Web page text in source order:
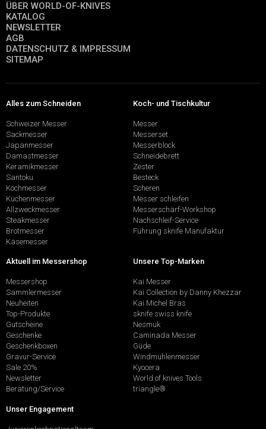
ÜBER WORLD-OF-KNIVES
KATALOG
NEWSLETTER
AGB
DATENSCHUTZ & IMPRESSUM
SITEMAP
Alles zum Schneiden
Schweizer Messer
Sackmesser
Japanmesser
Damastmesser
Keramikmesser
Santoku
Kochmesser
Küchenmesser
Allzweckmesser
Steakmesser
Brotmesser
Käsemesser
Koch- und Tischkultur
Messer
Messerset
Messerblock
Schneidebrett
Zester
Besteck
Scheren
Messer schleifen
Messerschärf-Workshop
Nachschleif-Service
Führung sknife Manufaktur
Aktuell im Messershop
Messershop
Sammlermesser
Neuheiten
Top-Produkte
Gutscheine
Geschenke
Geschenkboxen
Gravur-Service
Sale 20%
Newsletter
Beratung/Service
Unsere Top-Marken
Kai Messer
Kai Collection by Danny Khezzar
Kai Michel Bras
sknife swiss knife
Nesmuk
Caminada Messer
Güde
Windmühlenmesser
Kyocera
World of knives Tools
triangle®
Unser Engagement